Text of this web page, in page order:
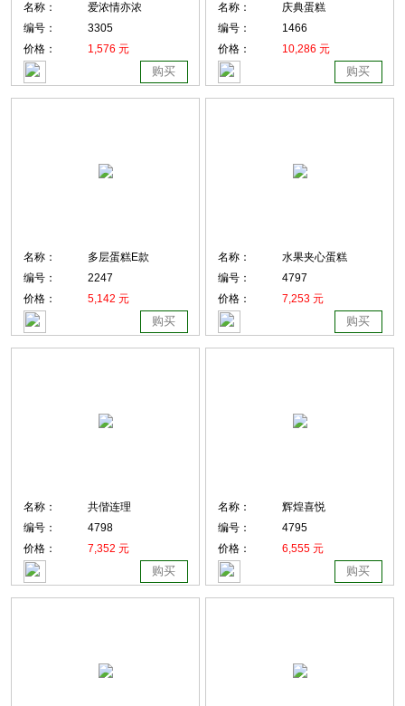
名称：
爱浓情亦浓
编号：
3305
价格：
1,576 元
购买
名称：
庆典蛋糕
编号：
1466
价格：
10,286 元
购买
名称：
多层蛋糕E款
编号：
2247
价格：
5,142 元
购买
名称：
水果夹心蛋糕
编号：
4797
价格：
7,253 元
购买
名称：
共偕连理
编号：
4798
价格：
7,352 元
购买
名称：
辉煌喜悦
编号：
4795
价格：
6,555 元
购买